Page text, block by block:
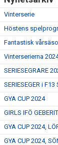
Vinterserie
Höstens
Fantastisk
Vinterserierna
SERIESEGRARE
SERIESEGER i F13
GYA CUP 2024
GIRLS IFÖ
GYA CUP 2024,
GYA CUP 2024,